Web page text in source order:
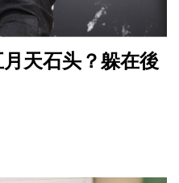
天石头？躲在後